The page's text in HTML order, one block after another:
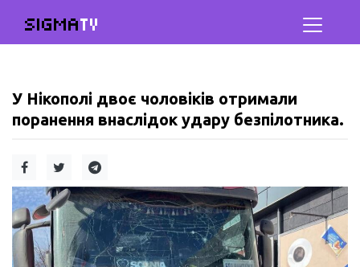
SIGMATV
У Нікополі двоє чоловіків отримали
поранення внаслідок удару безпілотника.